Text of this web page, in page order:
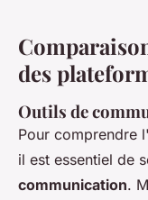
des
Outils de
Pour comprendre l'
il est essentiel de
communication.